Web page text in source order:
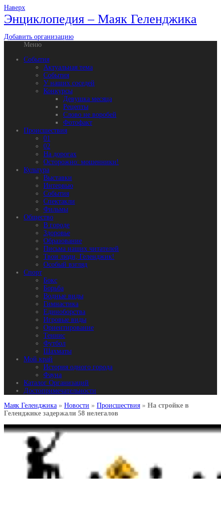
Наверх
Энциклопедия – Маяк Геленджика
Добавить организацию
Меню
События
Актуальная тема
События
У наших соседей
Конкурсы
Девушка месяца
Рецепты
Слово не воробей
Фотофакт
Происшествия
01
02
На дорогах
Осторожно: мошенники!
Культура
Выставки
Интервью
События
Спектакли
Фильмы
Общество
В городе
Здоровье
Образование
Письма наших читателей
Твои люди, Геленджик!
Особый взгляд
Спорт
Бокс
Борьба
Водные виды
Гимнастика
Единоборства
Игровые виды
Ориентирование
Теннис
Футбол
Шахматы
Мой край
История одного города
Фауна
Каталог Организаций
Достопримечательности
Маяк Геленджика » Новости » Происшествия » На стройке в
Геленджике задержали 58 нелегалов